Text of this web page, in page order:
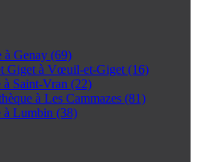
à Genay (69)
Giget à Vœuil-et-Giget (16)
Saint-Vran (22)
à Les Cammazes (81)
à Lumbin (38)